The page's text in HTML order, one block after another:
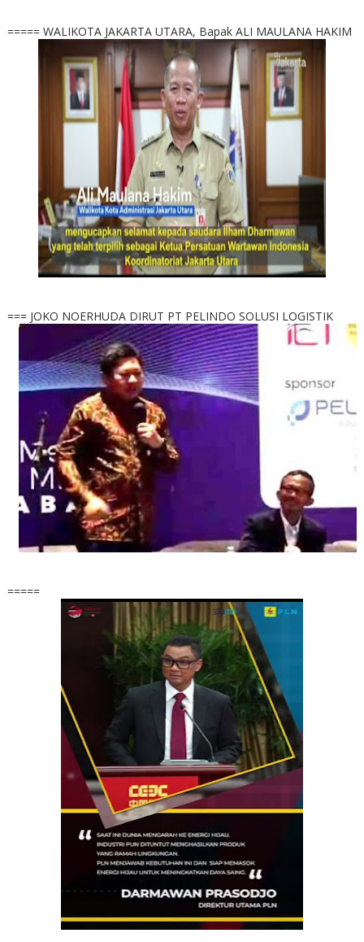
===== WALIKOTA JAKARTA UTARA, Bapak ALI MAULANA HAKIM
=== JOKO NOERHUDA DIRUT PT PELINDO SOLUSI LOGISTIK
=====